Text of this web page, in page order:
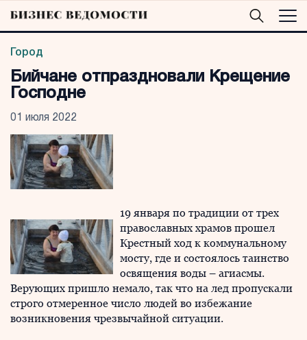
Город
Бийчане отпраздновали Крещение
Господне
01 июля 2022
19 января по традиции от трех
православных храмов прошел
Крестный ход к коммунальному
мосту, где и состоялось таинство
освящения воды – агиасмы.
Верующих пришло немало, так что на лед пропускали
строго отмеренное число людей во избежание
возникновения чрезвычайной ситуации.